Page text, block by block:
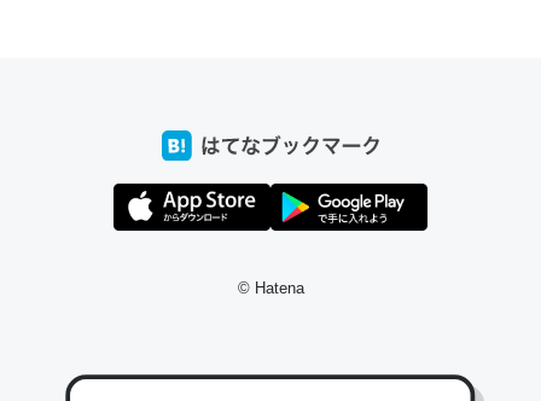
たいなのでネット環境作ったけどAlexaしか使わないので
© Hatena